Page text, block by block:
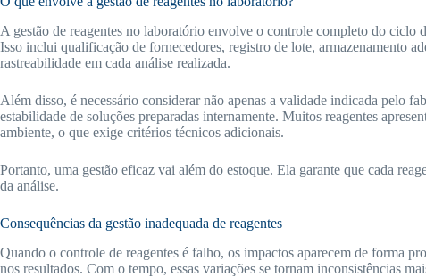
A gestão de reagentes no laboratório envolve o controle completo do ciclo
Isso inclui qualificação de fornecedores, registro de lote, armazenamento
rastreabilidade em cada análise realizada.
Além disso, é necessário considerar não apenas a validade indicada pelo
estabilidade de soluções preparadas internamente. Muitos reagentes
ambiente, o que exige critérios técnicos adicionais.
Portanto, uma gestão eficaz vai além do estoque. Ela garante que cada
da análise.
Consequências da gestão inadequada de reagentes
Quando o controle de reagentes é falho, os impactos aparecem de forma
nos resultados. Com o tempo, essas variações se tornam inconsistências